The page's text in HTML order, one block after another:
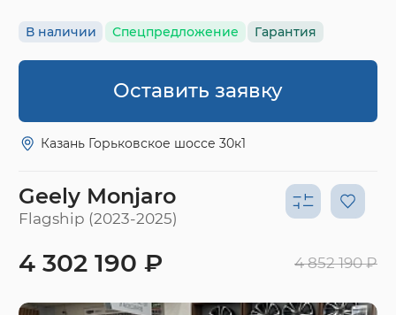
В наличии Спецпредложение Гарантия
Оставить заявку
Казань Горьковское шоссе 30к1
Geely Monjaro
Flagship (2023-2025)
4 302 190 ₽ 4 852 190 ₽